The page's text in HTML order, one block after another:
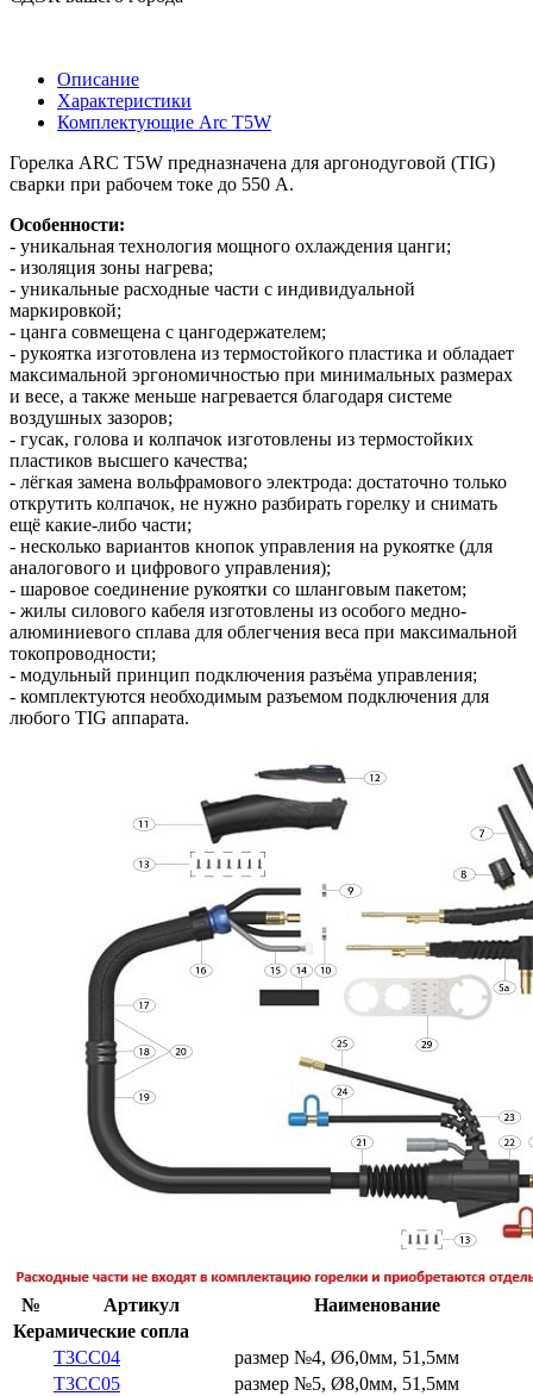
Описание
Характеристики
Комплектующие Arc T5W
Горелка ARC T5W предназначена для аргонодуговой (TIG)
сварки при рабочем токе до 550 А.
Особенности:
- уникальная технология мощного охлаждения цанги;
- изоляция зоны нагрева;
- уникальные расходные части с индивидуальной
маркировкой;
- цанга совмещена с цангодержателем;
- рукоятка изготовлена из термостойкого пластика и обладает
максимальной эргономичностью при минимальных размерах
и весе, а также меньше нагревается благодаря системе
воздушных зазоров;
- гусак, голова и колпачок изготовлены из термостойких
пластиков высшего качества;
- лёгкая замена вольфрамового электрода: достаточно только
открутить колпачок, не нужно разбирать горелку и снимать
ещё какие-либо части;
- несколько вариантов кнопок управления на рукоятке (для
аналогового и цифрового управления);
- шаровое соединение рукоятки со шланговым пакетом;
- жилы силового кабеля изготовлены из особого медно-
алюминиевого сплава для облегчения веса при максимальной
токопроводности;
- модульный принцип подключения разъёма управления;
- комплектуются необходимым разъемом подключения для
любого TIG аппарата.
№ Артикул
Наименование
Керамические сопла
T3CC04
размер №4, Ø6,0мм, 51,5мм
T3CC05
размер №5, Ø8,0мм, 51,5мм